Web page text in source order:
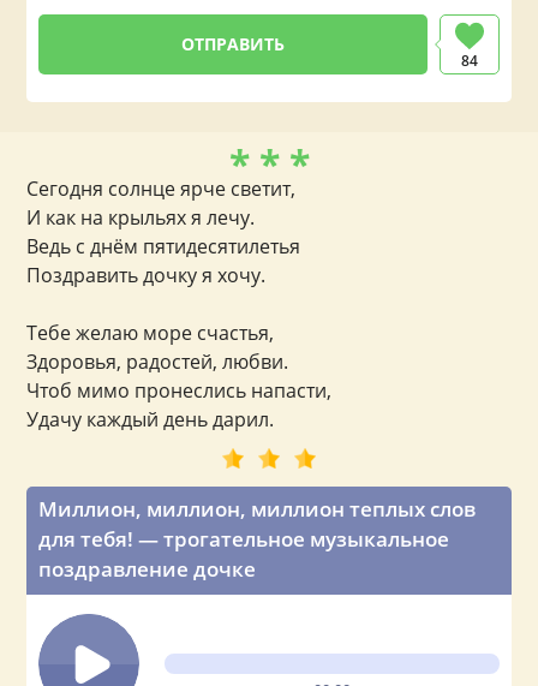
84
Миллион, миллион, миллион теплых слов
для тебя! — трогательное музыкальное
поздравление дочке
* * *
Сегодня солнце ярче светит,
И как на крыльях я лечу.
Ведь с днём пятидесятилетья
Поздравить дочку я хочу.
Тебе желаю море счастья,
Здоровья, радостей, любви.
Чтоб мимо пронеслись напасти,
Удачу каждый день дарил.